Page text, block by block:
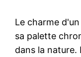
Le charme
sa palette
dans la nature.